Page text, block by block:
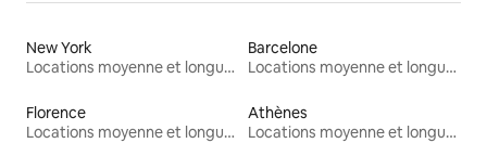
New York
Locations moyenne et longue durée
Barcelone
Locations moyenne et longue durée
Florence
Locations moyenne et longue durée
Athènes
Locations moyenne et longue durée